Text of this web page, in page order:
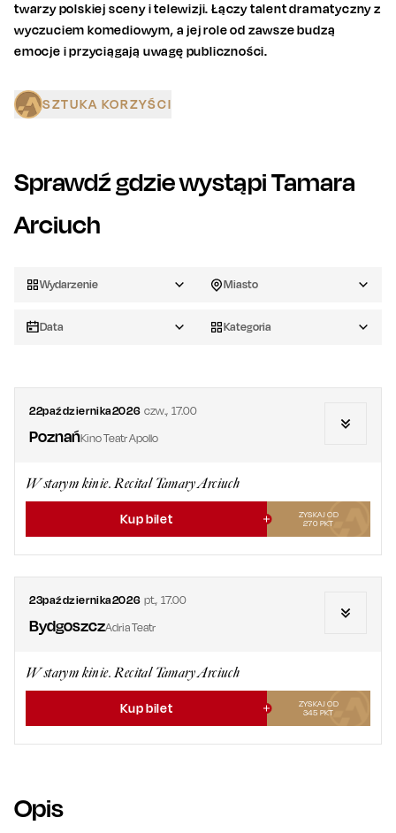
twarzy polskiej sceny i telewizji. Łączy talent dramatyczny z
wyczuciem komediowym, a jej role od zawsze budzą
emocje i przyciągają uwagę publiczności.
SZTUKA KORZYŚCI
Sprawdź gdzie wystąpiTamara
Arciuch
Wydarzenie Miasto
Data Kategoria
22października2026 czw.,17.00
PoznańKino Teatr Apollo
W starym kinie. Recital Tamary Arciuch
Kup bilet
ZYSKAJ OD
270 PKT
23października2026 pt.,17.00
BydgoszczAdria Teatr
W starym kinie. Recital Tamary Arciuch
Kup bilet
ZYSKAJ OD
345 PKT
Opis